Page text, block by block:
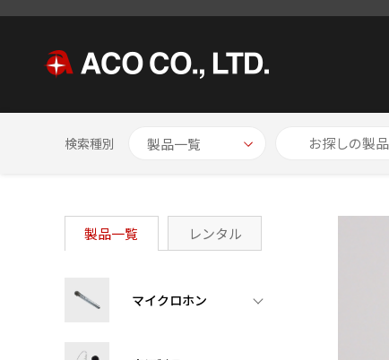
検索種別
HOME 製品一覧 プリアンプ内蔵型加速度ピックアップ
製品一覧 レンタル
マイクロホン